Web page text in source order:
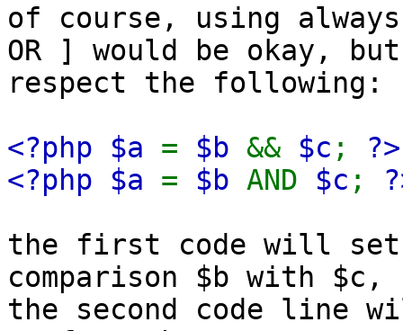
of course, using
OR ] would be okay,
respect the following:
<?php $a = $b && $c ; ?>
<?php $a = $b AND $c ;
the first code will
comparison $b with
the second code line